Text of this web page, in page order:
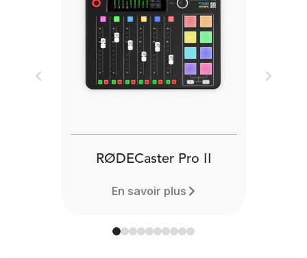
RØDECaster Pro II
En savoir plus
Previous Next